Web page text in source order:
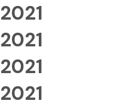
2021
2021
2021
2021